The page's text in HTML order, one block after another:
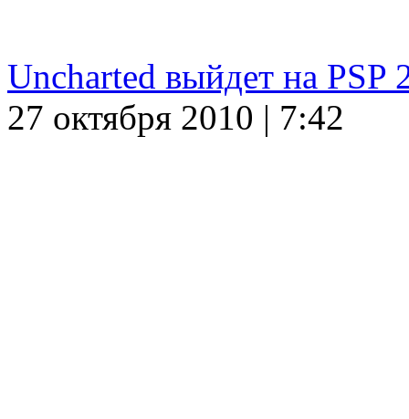
Uncharted выйдет на PSP
27 октября 2010 | 7:42